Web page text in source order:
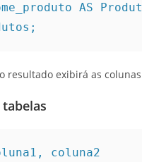
AS
resultado exibirá as
coluna2